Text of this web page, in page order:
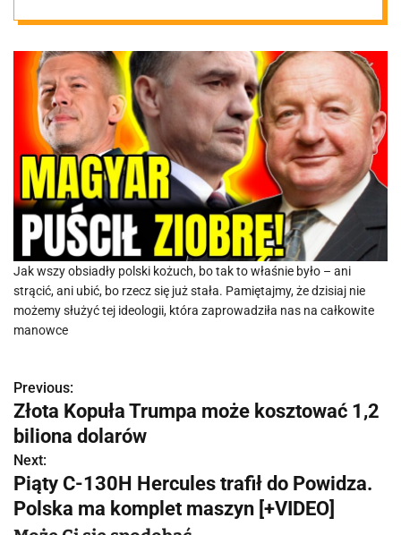
prokuraturze i
rządzie
Jak wszy obsiadły polski kożuch, bo tak to właśnie było – ani
strącić, ani ubić, bo rzecz się już stała. Pamiętajmy, że dzisiaj nie
możemy służyć tej ideologii, która zaprowadziła nas na całkowite
manowce
N
a
w
i
g
Previous:
Złota Kopuła Trumpa może kosztować 1,2
biliona dolarów
Next:
Piąty C-130H Hercules trafił do Powidza.
Polska ma komplet maszyn [+VIDEO]